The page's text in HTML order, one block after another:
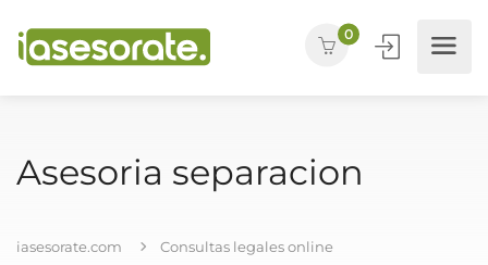
0
Asesoria separacion
iasesorate.com
Consultas legales online